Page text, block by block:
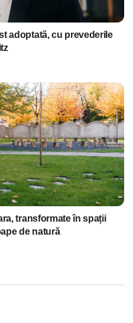
adoptată, cu prevederile
transformate în spații
de natură